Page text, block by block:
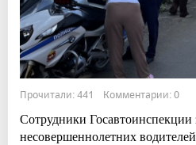
Прочитали: 441 Комментарии: 0
Сотрудники Госавтоинспекции
несовершеннолетних